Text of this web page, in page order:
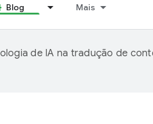
Blog Mais
de IA na tradução de